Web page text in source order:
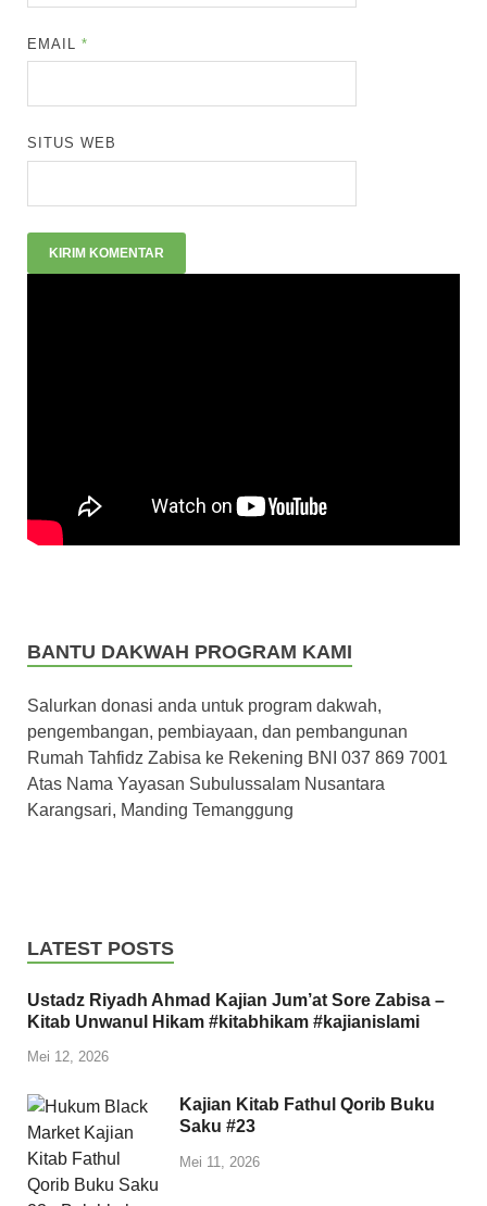
EMAIL*
SITUS WEB
BANTU DAKWAH PROGRAM KAMI
Salurkan donasi anda untuk program dakwah,
pengembangan, pembiayaan, dan pembangunan
Rumah Tahfidz Zabisa ke Rekening BNI 037 869 7001
Atas Nama Yayasan Subulussalam Nusantara
Karangsari, Manding Temanggung
LATEST POSTS
Ustadz Riyadh Ahmad Kajian Jum’at Sore Zabisa –
Kitab Unwanul Hikam #kitabhikam #kajianislami
Mei 12, 2026
Kajian Kitab Fathul Qorib Buku
Saku #23
Mei 11, 2026